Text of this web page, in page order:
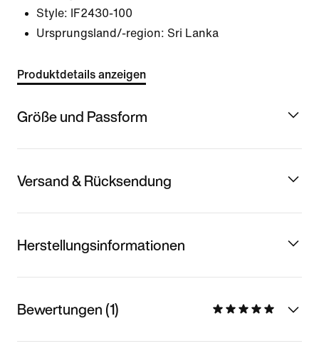
Style:
IF2430-100
Ursprungsland/-region: Sri Lanka
Produktdetails anzeigen
Größe und Passform
Versand & Rücksendung
Herstellungsinformationen
Bewertungen (1)